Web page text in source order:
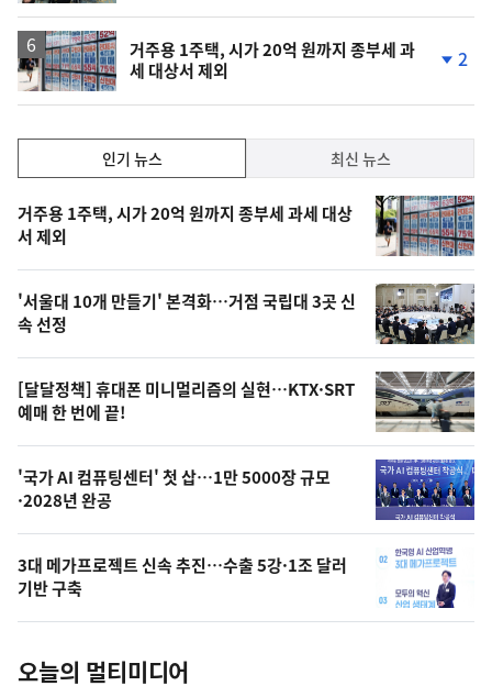
거주용 1주택, 시가 20억 원까지 종부세 과
세 대상서 제외
하
락
2
기,
최
신,
오
늘
의
영
상
오
의
사
진
인기 뉴스 최신 뉴스
기
뉴
스
거주용 1주택, 시가 20억 원까지 종부세 과세 대상
서 제외
'서울대 10개 만들기' 본격화…거점 국립대 3곳 신
속 선정
[달달정책] 휴대폰 미니멀리즘의 실현…KTX·SRT
예매 한 번에 끝!
'국가 AI 컴퓨팅센터' 첫 삽…1만 5000장 규모
·2028년 완공
3대 메가프로젝트 신속 추진…수출 5강·1조 달러
기반 구축
오늘의 멀티미디어